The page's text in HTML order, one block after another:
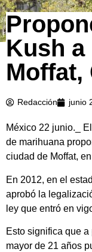
Kush a
Moffat,
Redacción junio
México 22 junio._
de marihuana
ciudad de Moffat,
En 2012, en el
aprobó la
ley que entró en
Esto significa que
mayor de 21 años